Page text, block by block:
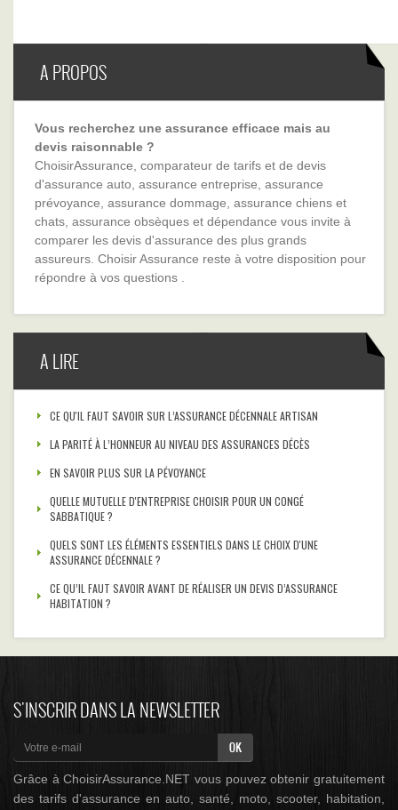
A PROPOS
Vous recherchez une assurance efficace mais au
devis raisonnable ?
ChoisirAssurance, comparateur de tarifs et de devis
d'assurance auto, assurance entreprise, assurance
prévoyance, assurance dommage, assurance chiens et
chats, assurance obsèques et dépendance vous invite à
comparer les devis d'assurance des plus grands
assureurs. Choisir Assurance reste à votre disposition pour
répondre à vos questions .
A LIRE
CE QU'IL FAUT SAVOIR SUR L’ASSURANCE DÉCENNALE ARTISAN
LA PARITÉ À L’HONNEUR AU NIVEAU DES ASSURANCES DÉCÈS
EN SAVOIR PLUS SUR LA PÉVOYANCE
QUELLE MUTUELLE D'ENTREPRISE CHOISIR POUR UN CONGÉ
SABBATIQUE ?
QUELS SONT LES ÉLÉMENTS ESSENTIELS DANS LE CHOIX D'UNE
ASSURANCE DÉCENNALE ?
CE QU’IL FAUT SAVOIR AVANT DE RÉALISER UN DEVIS D’ASSURANCE
HABITATION ?
S'INSCRIR DANS LA NEWSLETTER
Grâce à ChoisirAssurance.NET vous pouvez obtenir gratuitement
des tarifs d'assurance en auto, santé, moto, scooter, habitation,